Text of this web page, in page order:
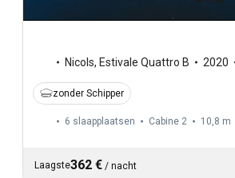
Nicols, Estivale Quattro B 2020
zonder Schipper
6 slaapplaatsen Cabine 2 10,8 m
Laagste362 € / nacht